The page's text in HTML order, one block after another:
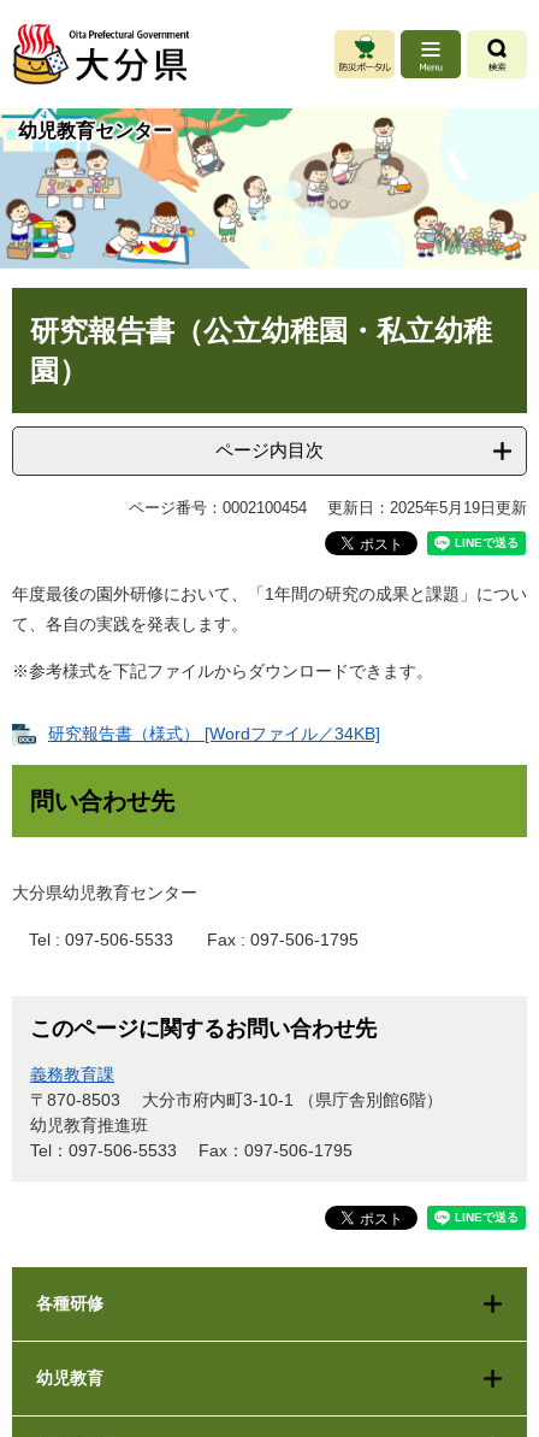
ジ
先
頭
。
ュ
を
飛
て
本
文
へ
幼児教育センター
研究報告書（公立幼稚園・私立幼稚
園）
ページ内目次
ページ番号：0002100454 更新日：2025年5月19日更新
年度最後の園外研修において、「1年間の研究の成果と課題」につい
て、各自の実践を発表します。
※参考様式を下記ファイルからダウンロードできます。
研究報告書（様式） [Wordファイル／34KB]
問い合わせ先
大分県幼児教育センター
Tel : 097-506-5533 Fax : 097-506-1795
このページに関するお問い合わせ先
義務教育課
〒870-8503
大分市府内町3-10-1 （県庁舎別館6階）
幼児教育推進班
Tel：097-506-5533
Fax：097-506-1795
各種研修
幼児教育